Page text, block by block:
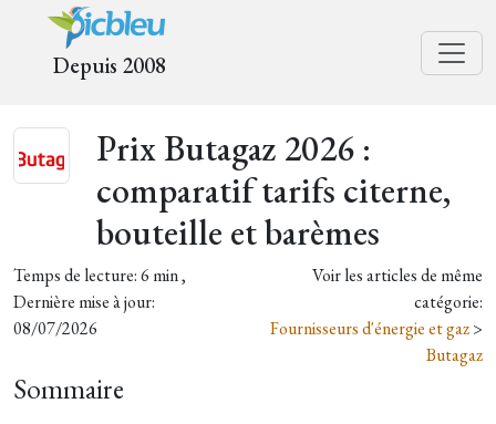
Depuis 2008
Prix Butagaz 2026 :
comparatif tarifs citerne,
bouteille et barèmes
Temps de lecture: 6 min ,
Dernière mise à jour:
08/07/2026
Voir les articles de même
catégorie:
Fournisseurs d'énergie et gaz>
Butagaz
Sommaire